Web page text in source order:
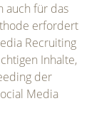
auch für das
erfordert
Recruiting
Inhalte,
der
Media